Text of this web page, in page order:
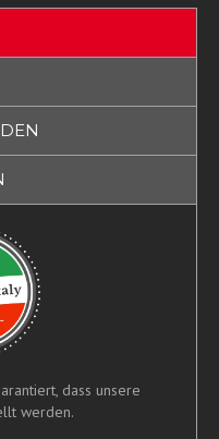
dass unsere
werden.